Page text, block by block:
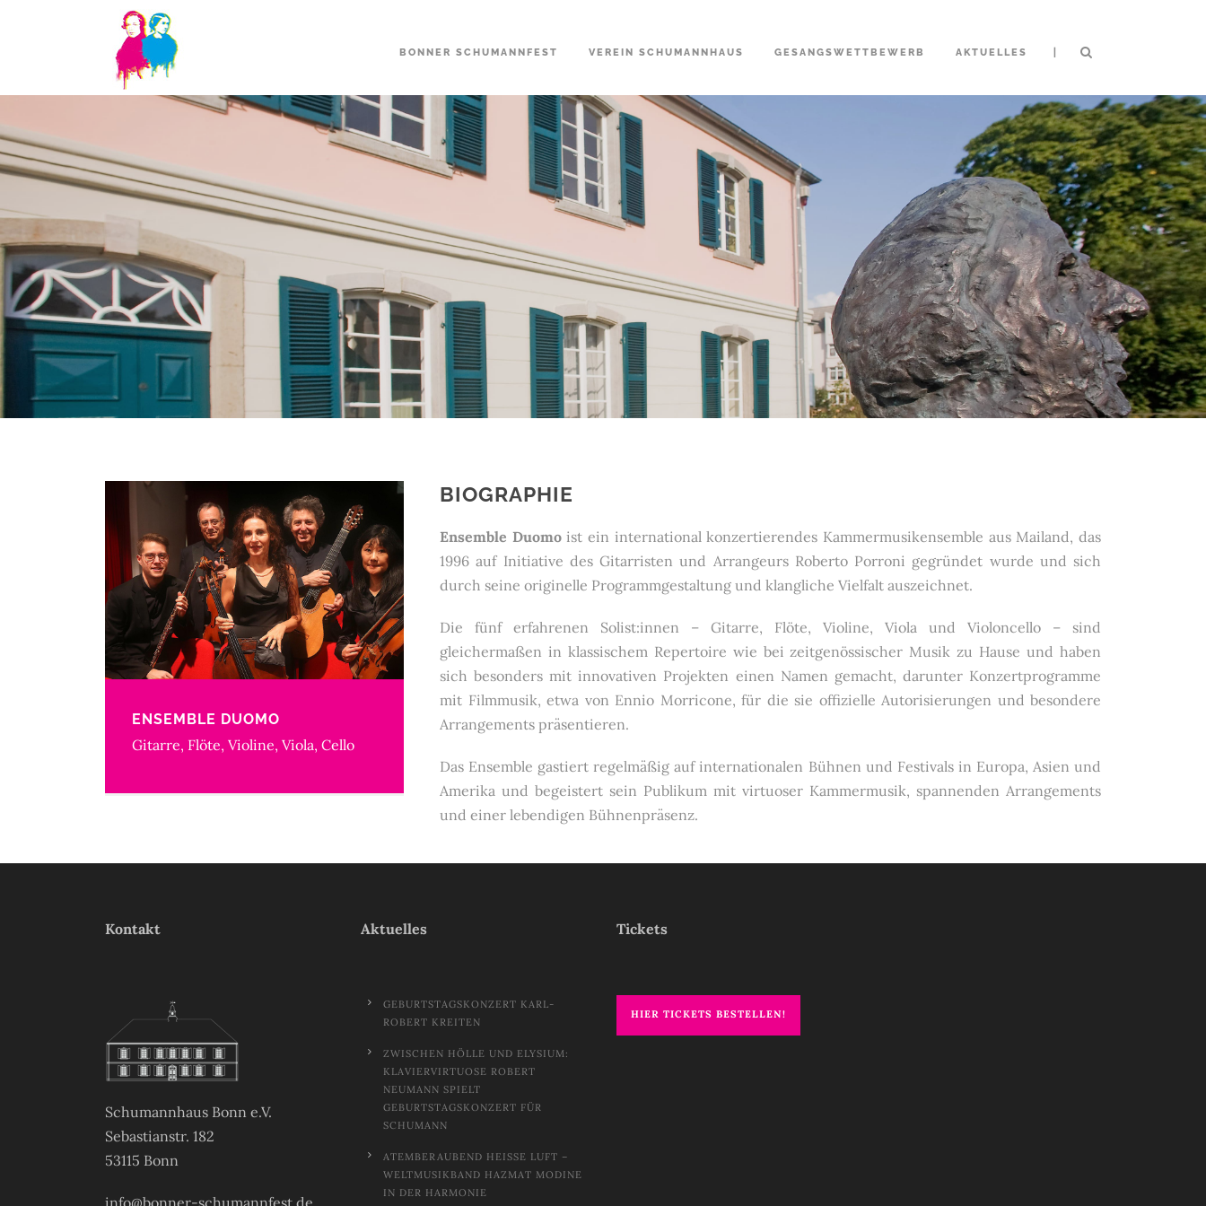
BONNER SCHUMANNFEST VEREIN SCHUMANNHAUS GESANGSWETTBEWERB AKTUELLES |
ENSEMBLE DUOMO
Gitarre, Flöte, Violine, Viola, Cello
BIOGRAPHIE
Ensemble Duomoist ein international konzertierendes Kammermusikensemble aus Mailand, das
1996 auf Initiative des Gitarristen und Arrangeurs Roberto Porroni gegründet wurde und sich
durch seine originelle Programmgestaltung und klangliche Vielfalt auszeichnet.
Die fünf erfahrenen Solist:innen – Gitarre, Flöte, Violine, Viola und Violoncello – sind
gleichermaßen in klassischem Repertoire wie bei zeitgenössischer Musik zu Hause und haben
sich besonders mit innovativen Projekten einen Namen gemacht, darunter Konzertprogramme
mit Filmmusik, etwa von Ennio Morricone, für die sie offizielle Autorisierungen und besondere
Arrangements präsentieren.
Das Ensemble gastiert regelmäßig auf internationalen Bühnen und Festivals in Europa, Asien und
Amerika und begeistert sein Publikum mit virtuoser Kammermusik, spannenden Arrangements
und einer lebendigen Bühnenpräsenz.
Kontakt
Schumannhaus Bonn e.V.
Sebastianstr. 182
53115 Bonn
info@bonner-schumannfest.de
Aktuelles
GEBURTSTAGSKONZERT KARL-
ROBERT KREITEN
ZWISCHEN HÖLLE UND ELYSIUM:
KLAVIERVIRTUOSE ROBERT
NEUMANN SPIELT
GEBURTSTAGSKONZERT FÜR
SCHUMANN
ATEMBERAUBEND HEISSE LUFT – W
ELTMUSIKBAND HAZMAT MODINE I
N DER HARMONIE
Tickets
HIER TICKETS BESTELLEN!